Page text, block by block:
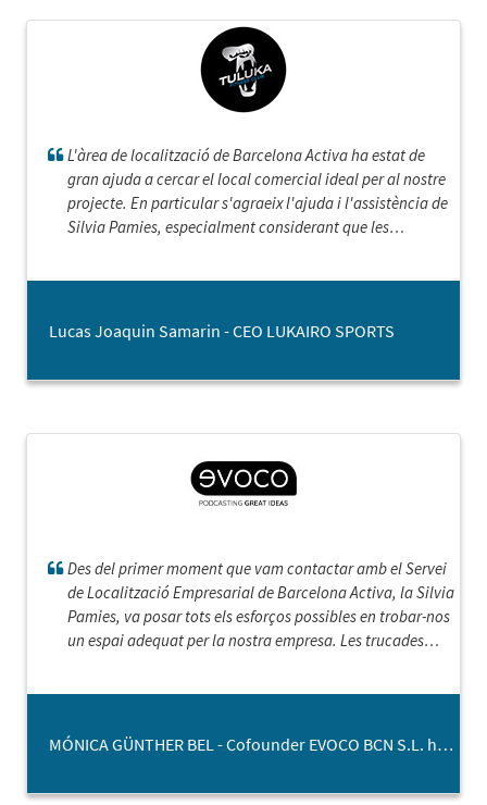
L'àrea de localització de Barcelona Activa ha estat de
gran ajuda a cercar el local comercial ideal per al nostre
projecte. En particular s'agraeix l'ajuda i l'assistència de
Silvia Pamies, especialment considerant que les
Lucas Joaquin Samarin - CEO LUKAIRO SPORTS
Des del primer moment que vam contactar amb el Servei
de Localització Empresarial de Barcelona Activa, la Silvia
Pamies, va posar tots els esforços possibles en trobar-nos
un espai adequat per la nostra empresa. Les trucades
MÓNICA GÜNTHER BEL - Cofounder EVOCO BCN S.L. https://www.evoco.pro